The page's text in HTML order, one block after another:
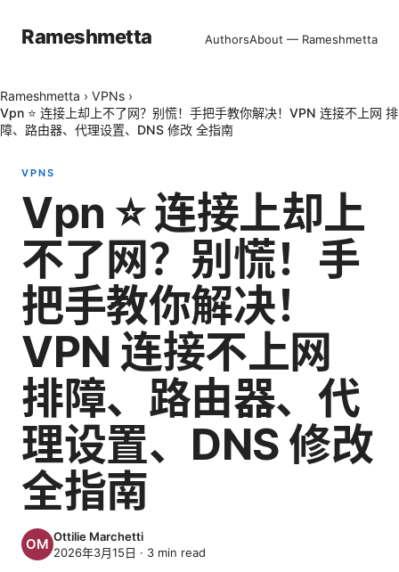
Rameshmetta AuthorsAbout — Rameshmetta
Rameshmetta › VPNs ›
Vpn ⭐ 连接上却上不了网？别慌！手把手教你解决！VPN 连接不上网 排
障、路由器、代理设置、DNS 修改 全指南
VPNS
Vpn ⭐ 连接上却上
不了网？别慌！手
把手教你解决！
VPN 连接不上网
排障、路由器、代
理设置、DNS 修改
全指南
Ottilie Marchetti
2026年3月15日 · 3 min read